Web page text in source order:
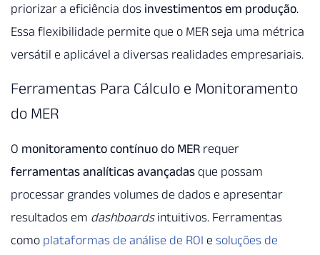
priorizar a eficiência dos investimentos em produção.
Essa flexibilidade permite que o MER seja uma métrica
versátil e aplicável a diversas realidades empresariais.
Ferramentas Para Cálculo e Monitoramento
do MER
O monitoramento contínuo do MER requer
ferramentas analíticas avançadas que possam
processar grandes volumes de dados e apresentar
resultados em dashboardsintuitivos. Ferramentas
como plataformas de análise de ROI e soluções de